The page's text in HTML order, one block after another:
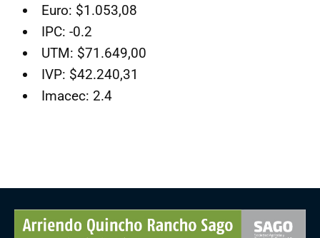
Euro: $1.053,08
IPC: -0.2
UTM: $71.649,00
IVP: $42.240,31
Imacec: 2.4